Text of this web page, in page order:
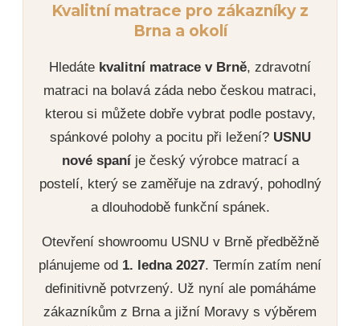
Kvalitní matrace pro zákazníky z
Brna a okolí
Hledáte kvalitní matrace v Brně, zdravotní
matraci na bolavá záda nebo českou matraci,
kterou si můžete dobře vybrat podle postavy,
spánkové polohy a pocitu při ležení? USNU
nové spaníje český výrobce matrací a
postelí, který se zaměřuje na zdravý, pohodlný
a dlouhodobě funkční spánek.
Otevření showroomu USNU v Brně předběžně
plánujeme od 1. ledna 2027. Termín zatím není
definitivně potvrzený. Už nyní ale pomáháme
zákazníkům z Brna a jižní Moravy s výběrem